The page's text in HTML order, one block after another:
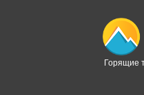
Горящие